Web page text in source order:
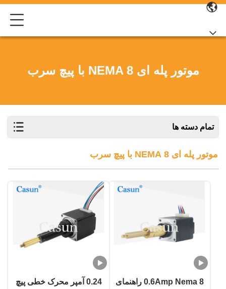
موتور پله ای NEMA 8 با پیچ سرب
تمام دسته ها
موتور پله ای NEMA 8 با پیچ سرب
0.6Amp Nema 8 راهنمای
0.24 آمپر محرک خطی پیچ